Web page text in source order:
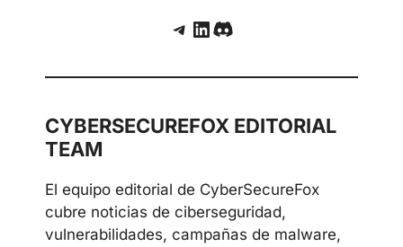
Telegram
LinkedIn
Discord
CYBERSECUREFOX EDITORIAL
TEAM
El equipo editorial de CyberSecureFox
cubre noticias de ciberseguridad,
vulnerabilidades, campañas de malware,